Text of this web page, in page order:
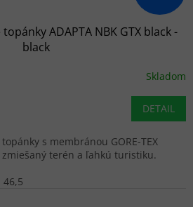
ADAPTA NBK GTX black -
black
Skladom
DETAIL
s membránou GORE-TEX
terén a ľahkú turistiku.
46,5